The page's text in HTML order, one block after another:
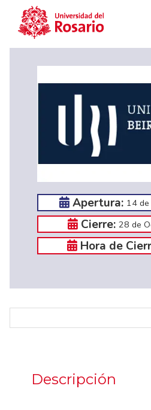
Apertura: 14
Cierre: 28 de
Hora de
Descripción